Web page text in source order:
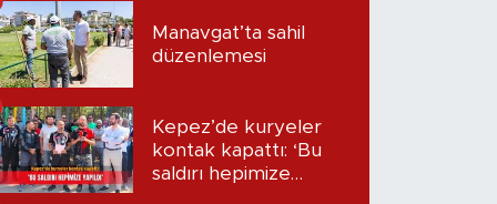
Manavgat’ta sahil
düzenlemesi
Kepez’de kuryeler
kontak kapattı: ‘Bu
saldırı hepimize